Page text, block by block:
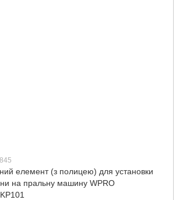
елемент (з полицею) для установки
на пральну машину WPRO